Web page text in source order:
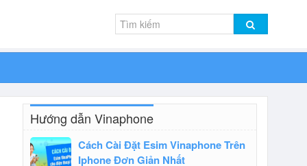
Hướng dẫn Vinaphone
Cách Cài Đặt Esim Vinaphone Trên
Iphone Đơn Giản Nhất